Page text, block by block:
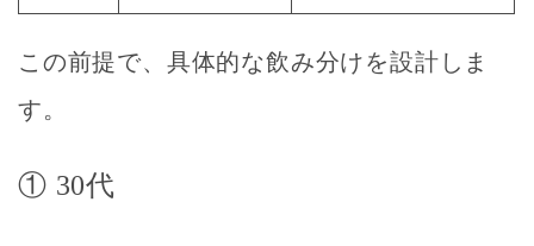
この前提で、具体的な飲み分けを設計しま
す。
① 30代